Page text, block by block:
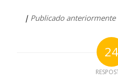
| Publicado
24